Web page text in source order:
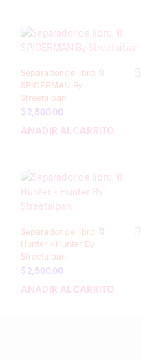
Separador de libro 🔖
SPIDERMAN By
Streetaiban
$2,500.00
AÑADIR AL CARRITO
Separador de libro 🔖
Hunter × Hunter By
Streetaiban
$2,500.00
AÑADIR AL CARRITO